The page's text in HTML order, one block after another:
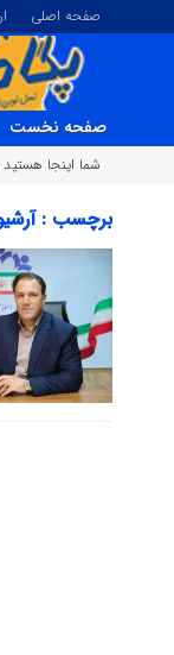
صفحه اصلی
صفحه نخست
شما اینجا هستید
برچسب :